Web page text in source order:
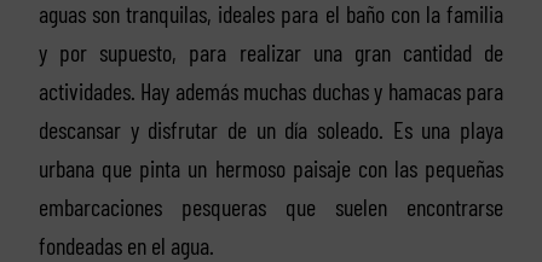
aguas son tranquilas, ideales para el baño con la familia
y por supuesto, para realizar una gran cantidad de
actividades. Hay además muchas duchas y hamacas para
descansar y disfrutar de un día soleado. Es una playa
urbana que pinta un hermoso paisaje con las pequeñas
embarcaciones pesqueras que suelen encontrarse
fondeadas en el agua.